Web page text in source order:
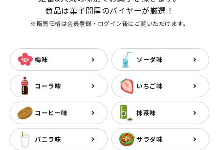
商品は菓子問屋のバイヤーが厳選！
※販売価格は会員登録・ログイン後にご覧いただけます。
梅味 ソーダ味
コーラ味 いちご味
コーヒー味 抹茶味
バニラ味 サラダ味